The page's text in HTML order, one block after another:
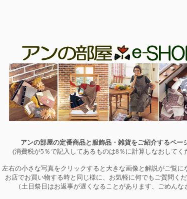
アンの部屋の定番商品と服飾品・雑貨をご紹介するペー
(消費税が5％で記入してあるものは8％に計算しなおしてく
左右の小さな写真をクリックすると大きな画像と解説がご覧に
お店でお買い物する時と同じ様に、お気軽に何でもご質問くだ
（土日祭日はお返事が遅くなることがあります、ごめんな